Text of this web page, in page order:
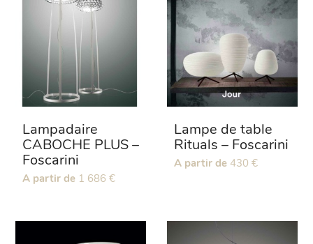
Lampadaire
CABOCHE PLUS –
Foscarini
Ce
plusieurs
A partir de 1 686 €
Lampe de table
Rituals – Foscarini
Ce
variations.
A partir de 430 €